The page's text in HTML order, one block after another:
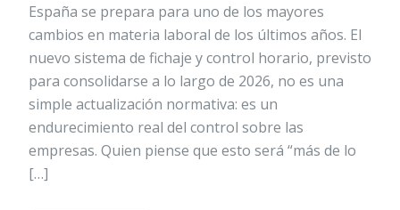
España se prepara para uno de los mayores
cambios en materia laboral de los últimos años. El
nuevo sistema de fichaje y control horario, previsto
para consolidarse a lo largo de 2026, no es una
simple actualización normativa: es un
endurecimiento real del control sobre las
empresas. Quien piense que esto será “más de lo
[…]